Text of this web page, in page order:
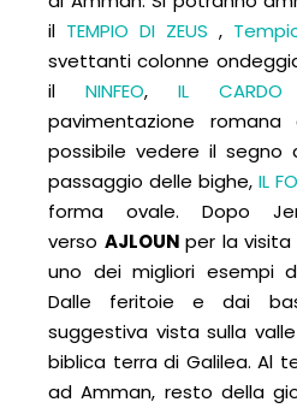
il TEMPIO DI ZEUS ,
svettanti colonne
il NINFEO, IL CARDO
pavimentazione
possibile vedere il segno
passaggio delle bighe, IL
forma ovale. Dopo
verso AJLOUN per la visita
uno dei migliori esempi
Dalle feritoie e dai
suggestiva vista sulla
biblica terra di Galilea. Al
ad Amman, resto della